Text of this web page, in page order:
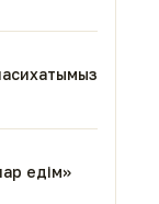
едім»